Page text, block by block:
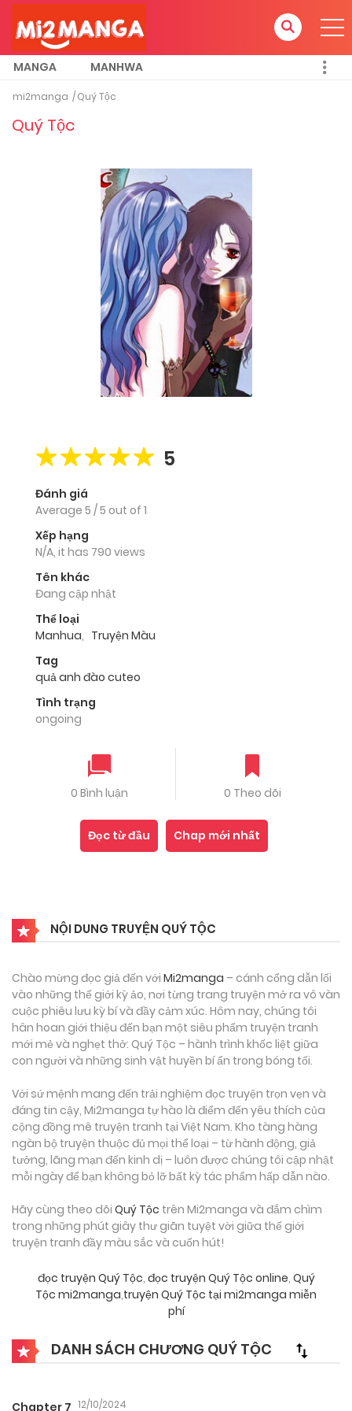
MANGA MANHWA
mi2manga Quý Tộc
Quý Tộc
5
Đánh giá
Average 5 /5 out of 1
Xếp hạng
N/A, it has 790 views
Tên khác
Đang cập nhật
Thể loại
Manhua, Truyện Màu
Tag
quả anh đào cuteo
Tình trạng
ongoing
0 Bình luận 0 Theo dõi
Đọc từ đầu Chap mới nhất
NỘI DUNG TRUYỆN QUÝ TỘC
Chào mừng đọc giả đến với Mi2manga – cánh cổng dẫn lối
vào những thế giới kỳ ảo, nơi từng trang truyện mở ra vô vàn
cuộc phiêu lưu kỳ bí và đầy cảm xúc. Hôm nay, chúng tôi
hân hoan giới thiệu đến bạn một siêu phẩm truyện tranh
mới mẻ và nghẹt thở: Quý Tộc – hành trình khốc liệt giữa
con người và những sinh vật huyền bí ẩn trong bóng tối.
Với sứ mệnh mang đến trải nghiệm đọc truyện trọn vẹn và
đáng tin cậy, Mi2manga tự hào là điểm đến yêu thích của
cộng đồng mê truyện tranh tại Việt Nam. Kho tàng hàng
ngàn bộ truyện thuộc đủ mọi thể loại – từ hành động, giả
tưởng, lãng mạn đến kinh dị – luôn được chúng tôi cập nhật
mỗi ngày để bạn không bỏ lỡ bất kỳ tác phẩm hấp dẫn nào.
Hãy cùng theo dõi Quý Tộc trên Mi2manga và đắm chìm
trong những phút giây thư giãn tuyệt vời giữa thế giới
truyện tranh đầy màu sắc và cuốn hút!
đọc truyện Quý Tộc, đọc truyện Quý Tộc online, Quý
Tộc mi2manga,truyện Quý Tộc tại mi2manga miễn
phí
DANH SÁCH CHƯƠNG QUÝ TỘC
Chapter 7 12/10/2024